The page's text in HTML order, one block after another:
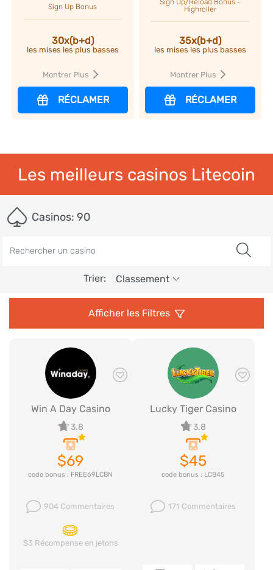
Sign Up Bonus
30x(b+d)
les mises les plus basses
Montrer Plus
RÉCLAMER
Sign Up/Reload Bonus -
Highroller
35x(b+d)
les mises les plus basses
Montrer Plus
RÉCLAMER
Les meilleurs casinos Litecoin
Casinos:90
Trier: Classement
Afficher les Filtres
Win A Day Casino
3.8
$69
code bonus : FREE69LCBN
$3 Récompense en jetons
904 Commentaires
Lucky Tiger Casino
3.8
$45
code bonus : LCB45
171 Commentaires